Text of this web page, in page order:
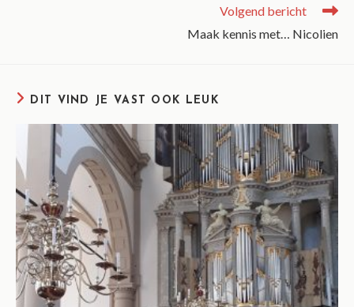
Volgend bericht
Maak kennis met… Nicolien
DIT VIND JE VAST OOK LEUK